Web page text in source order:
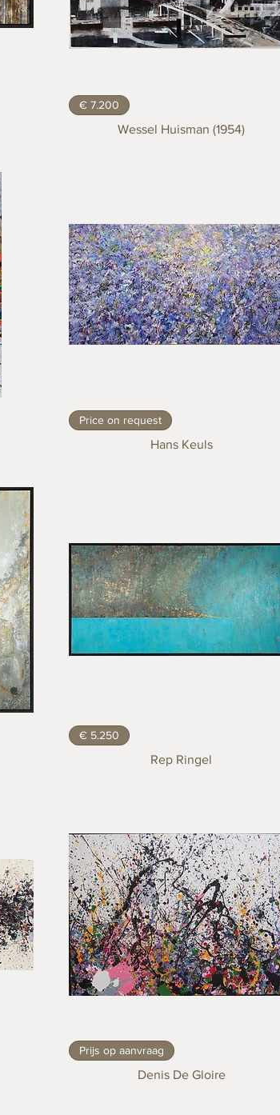
€ 7.200
Wessel Huisman (1954)
Price on request
Hans Keuls
€ 5.250
Rep Ringel
Prijs op aanvraag
Denis De Gloire